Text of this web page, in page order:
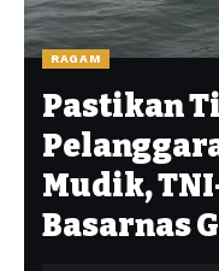
RAGAM
Pastikan
Mudik,
Basarnas